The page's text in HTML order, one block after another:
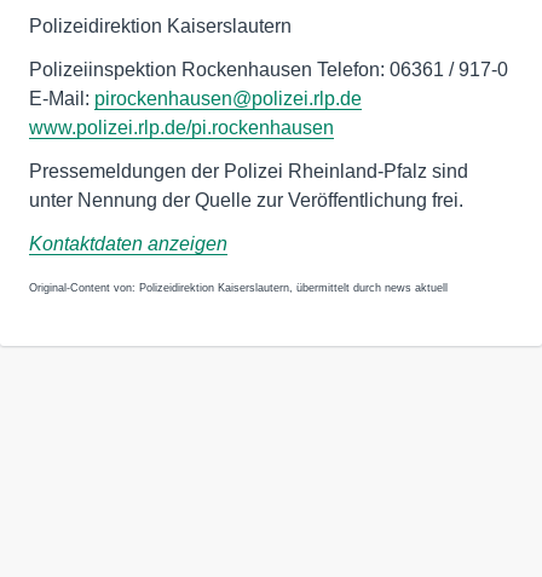
Polizeidirektion Kaiserslautern
Polizeiinspektion Rockenhausen Telefon: 06361 / 917-0
E-Mail: pirockenhausen@polizei.rlp.de
www.polizei.rlp.de/pi.rockenhausen
Pressemeldungen der Polizei Rheinland-Pfalz sind
unter Nennung der Quelle zur Veröffentlichung frei.
Kontaktdaten anzeigen
Original-Content von: Polizeidirektion Kaiserslautern, übermittelt durch news aktuell